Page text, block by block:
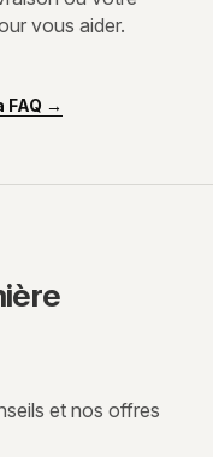
vous aider.
→
et nos offres